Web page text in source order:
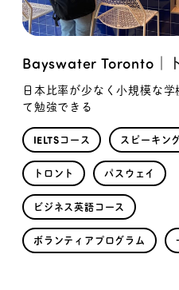
Bayswater Toronto｜
日本比率が少なく小規模な
て勉強できる
IELTSコース スピーキン
トロント パスウェイ
ビジネス英語コース
ボランティアプログラム